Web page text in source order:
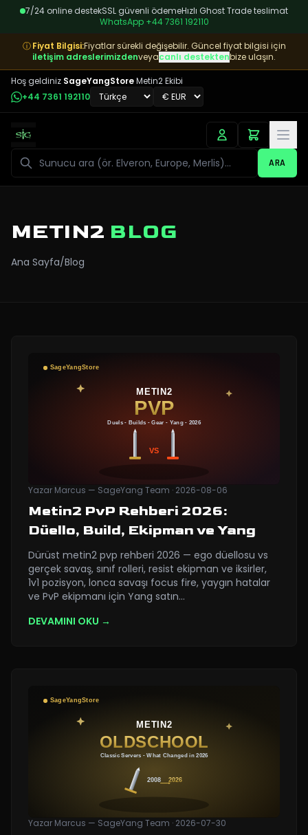
7/24 online destekSSL güvenli ödemeHızlı Ghost Trade teslimat
WhatsApp +44 7361 192110
ⓘ Fiyat Bilgisi:Fiyatlar sürekli değişebilir. Güncel fiyat bilgisi için
iletişim adreslerimizdenveyacanlı destektenbize ulaşın.
Hoş geldiniz SageYangStoreMetin2 Ekibi
+44 7361 192110
Ara ARA
METIN2 BLOG
Ana Sayfa/Blog
Yazar Marcus — SageYang Team · 2026-08-06
Metin2 PvP Rehberi 2026:
Düello, Build, Ekipman ve Yang
Dürüst metin2 pvp rehberi 2026 — ego düellosu vs
gerçek savaş, sınıf rolleri, resist ekipman ve iksirler,
1v1 pozisyon, lonca savaşı focus fire, yaygın hatalar
ve PvP ekipmanı için Yang satın…
DEVAMINI OKU →
Yazar Marcus — SageYang Team · 2026-07-30